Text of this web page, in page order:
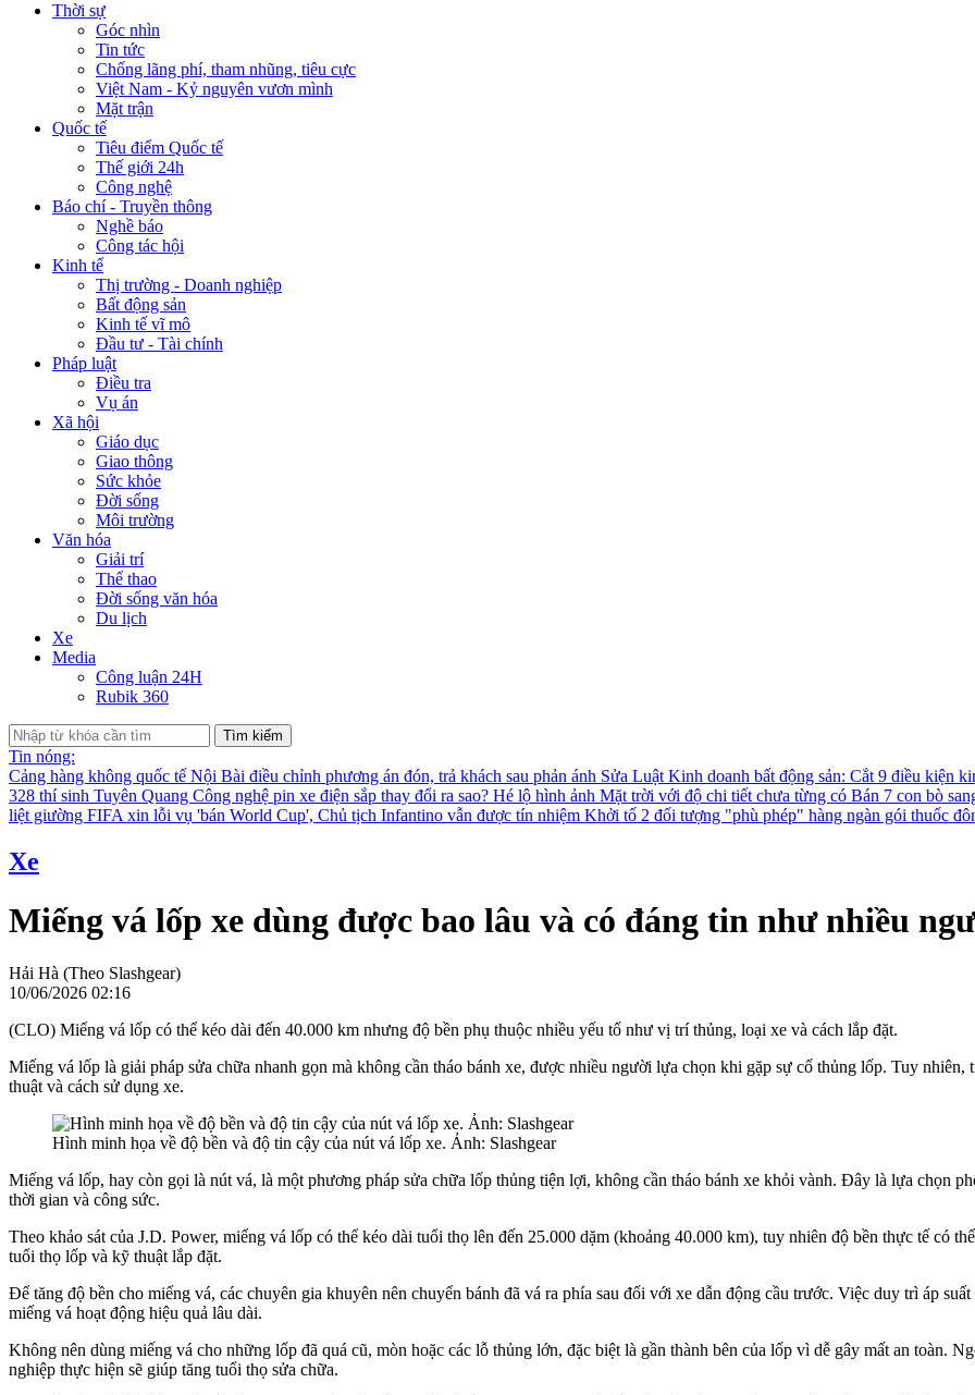
Thời sự
Góc nhìn
Tin tức
Chống lãng phí, tham nhũng, tiêu cực
Việt Nam - Kỷ nguyên vươn mình
Mặt trận
Quốc tế
Tiêu điểm Quốc tế
Thế giới 24h
Công nghệ
Báo chí - Truyền thông
Nghề báo
Công tác hội
Kinh tế
Thị trường - Doanh nghiệp
Bất động sản
Kinh tế vĩ mô
Đầu tư - Tài chính
Pháp luật
Điều tra
Vụ án
Xã hội
Giáo dục
Giao thông
Sức khỏe
Đời sống
Môi trường
Văn hóa
Giải trí
Thể thao
Đời sống văn hóa
Du lịch
Xe
Media
Công luận 24H
Rubik 360
Tìm kiếm
Tin nóng:
Cảng hàng không quốc tế Nội Bài điều chỉnh phương án đón, trả khách sau phản ánh Sửa Luật Kinh doanh bất động sản: Cắt 9 điều kiện
328 thí sinh Tuyên Quang Công nghệ pin xe điện sắp thay đổi ra sao? Hé lộ hình ảnh Mặt trời với độ chi tiết chưa từng có Bán 7 con bò
liệt giường FIFA xin lỗi vụ 'bán World Cup', Chủ tịch Infantino vẫn được tín nhiệm Khởi tố 2 đối tượng "phù phép" hàng ngàn gói thuốc
Xe
Miếng vá lốp xe dùng được bao lâu và có đáng tin như nhiều
Hải Hà (Theo Slashgear)
10/06/2026 02:16
(CLO) Miếng vá lốp có thể kéo dài đến 40.000 km nhưng độ bền phụ thuộc nhiều yếu tố như vị trí thủng, loại xe và cách lắp đặt.
Miếng vá lốp là giải pháp sửa chữa nhanh gọn mà không cần tháo bánh xe, được nhiều người lựa chọn khi gặp sự cố thủng lốp. Tuy
thuật và cách sử dụng xe.
Hình minh họa về độ bền và độ tin cậy của nút vá lốp xe. Ảnh: Slashgear
Miếng vá lốp, hay còn gọi là nút vá, là một phương pháp sửa chữa lốp thủng tiện lợi, không cần tháo bánh xe khỏi vành. Đây là lựa chọn
thời gian và công sức.
Theo khảo sát của J.D. Power, miếng vá lốp có thể kéo dài tuổi thọ lên đến 25.000 dặm (khoảng 40.000 km), tuy nhiên độ bền thực tế có
tuổi thọ lốp và kỹ thuật lắp đặt.
Để tăng độ bền cho miếng vá, các chuyên gia khuyên nên chuyển bánh đã vá ra phía sau đối với xe dẫn động cầu trước. Việc duy trì áp
miếng vá hoạt động hiệu quả lâu dài.
Không nên dùng miếng vá cho những lốp đã quá cũ, mòn hoặc các lỗ thủng lớn, đặc biệt là gần thành bên của lốp vì dễ gây mất an toàn.
nghiệp thực hiện sẽ giúp tăng tuổi thọ sửa chữa.